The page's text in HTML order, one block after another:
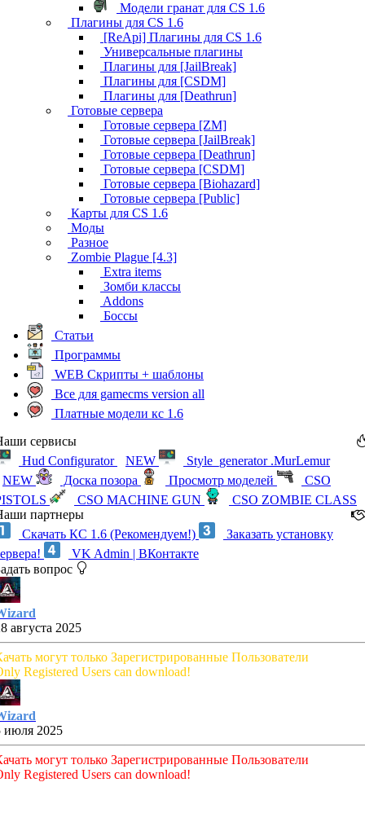
Модели гранат для CS 1.6
Плагины для CS 1.6
[ReApi] Плагины для CS 1.6
Универсальные плагины
Плагины для [JailBreak]
Плагины для [CSDM]
Плагины для [Deathrun]
Готовые сервера
Готовые сервера [ZM]
Готовые сервера [JailBreak]
Готовые сервера [Deathrun]
Готовые сервера [CSDM]
Готовые сервера [Biohazard]
Готовые сервера [Public]
Карты для CS 1.6
Моды
Разное
Zombie Plague [4.3]
Extra items
Зомби классы
Addons
Боссы
Статьи
Программы
WEB Скрипты + шаблоны
Все для gamecms version all
Платные модели кс 1.6
сервисы
Hud Configurator
NEW
Style_generator .MurLemur
NEW
Доска позора Просмотр моделей
CSO
CSO MACHINE GUN
CSO ZOMBIE CLASS
партнеры
Скачать КС 1.6 (Рекомендуем!)
Заказать установку
VK Admin | ВКонтакте
вопрос
августа 2025
могут только Зарегистрированные Пользователи
Registered Users can download!
июля 2025
могут только Зарегистрированные Пользователи
Registered Users can download!